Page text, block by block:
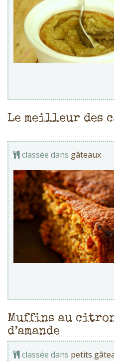
Le meilleur des
classée dans gâteaux
Muffins au
d’amande
classée dans petits